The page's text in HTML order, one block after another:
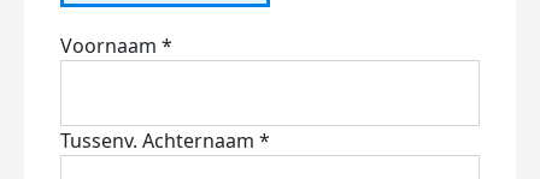
Voornaam *
Tussenv. Achternaam *